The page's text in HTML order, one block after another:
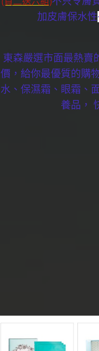
加皮膚保水性
東森嚴選市面最熱賣
價，給你最優質的購
水、保濕霜、眼霜、
養品，